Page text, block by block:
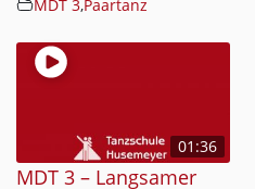
MDT 3,Paartanz
01:36
MDT 3 – Langsamer